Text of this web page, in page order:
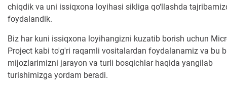
Biz Bilan Boglaning
chiqdik va uni issiqxona loyihasi sikliga qo‘llashda
foydalandik.
Biz har kuni issiqxona loyihangizni kuzatib borish uchun
Project kabi to'g'ri raqamli vositalardan foydalanamiz va bu
mijozlarimizni jarayon va turli bosqichlar haqida yangilab
turishimizga yordam beradi.